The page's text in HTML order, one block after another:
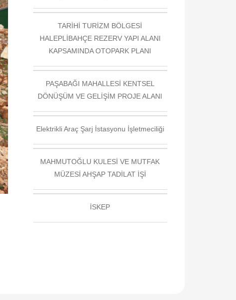
TARİHİ TURİZM BÖLGESİ
HALEPLİBAHÇE REZERV YAPI ALANI
KAPSAMINDA OTOPARK PLANI
PAŞABAĞI MAHALLESİ KENTSEL
DÖNÜŞÜM VE GELİŞİM PROJE ALANI
Elektrikli Araç Şarj İstasyonu İşletmeciliği
MAHMUTOĞLU KULESİ VE MUTFAK
MÜZESİ AHŞAP TADİLAT İŞİ
İSKEP